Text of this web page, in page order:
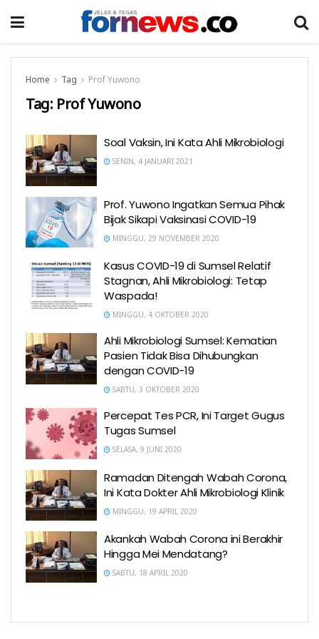
Home Tag Prof Yuwono
Tag: Prof Yuwono
Soal Vaksin, Ini Kata Ahli Mikrobiologi
SENIN, 4 JANUARI 2021
Prof. Yuwono Ingatkan Semua Pihak
Bijak Sikapi Vaksinasi COVID-19
MINGGU, 29 NOVEMBER 2020
Kasus COVID-19 di Sumsel Relatif
Stagnan, Ahli Mikrobiologi: Tetap
Waspada!
MINGGU, 4 OKTOBER 2020
Ahli Mikrobiologi Sumsel: Kematian
Pasien Tidak Bisa Dihubungkan
dengan COVID-19
SABTU, 3 OKTOBER 2020
Percepat Tes PCR, Ini Target Gugus
Tugas Sumsel
SELASA, 9 JUNI 2020
Ramadan Ditengah Wabah Corona,
Ini Kata Dokter Ahli Mikrobiologi Klinik
MINGGU, 19 APRIL 2020
Akankah Wabah Corona ini Berakhir
Hingga Mei Mendatang?
SABTU, 18 APRIL 2020